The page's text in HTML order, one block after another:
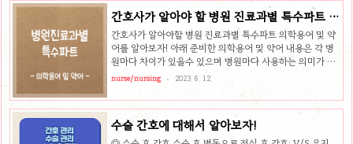
고 지켜야 하는 의료진의 원칙입니다. 이 글에서는 투약원칙
7 Rights의 개념과 그 중요성을 알아보고, 제대로 준수함으
로써 얻을 수 있는 이점을 살펴봅시다. 투약원칙 7 Rights
란? - 올바른 환자(Right Patient): 의료진은 항상 신원을
확인하여 환자의 정확한 정보를 알아야 합니다. - 올바른 약
물(Right Med..
간호사가 알아야 할 병원 진료과별 특수파트 의
학용어 및 약어
간호사가 알아야할 병원 진료과별 특수파트 의학용어 및 약
어를 알아보자! 아래 준비한 의학용어 및 약어 내용은 각 병
원마다 차이가 있을수 있으며 병원마다 사용하는 의미가 다
를순 있으므로 참고 사항으로 봐두시면 좋을 것 같습니다. 내
Endocrinology ( ED / EMD ) 소화기내과 :
Gastroenterology ( GI ) 심장내과 : Cardiovascular
medicine / Intracoronary ( CV / IC ) 감염내과 :
Infectious Diseases ( ID / IF ) 호흡기내과 :
nurse/nursing 2023. 6. 12.
수술 간호에 대해서 알아보자!